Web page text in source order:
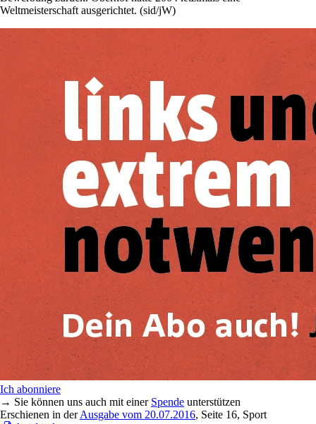
Weltmeisterschaft ausgerichtet. (sid/jW)
Ich abonniere
→ Sie können uns auch mit einer Spende unterstützen
Erschienen in derAusgabe vom 20.07.2016, Seite 16, Sport